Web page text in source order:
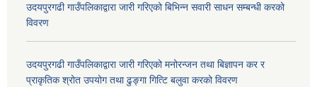
उदयपुरगढी गाउँपलिकाद्वारा जारी गरिएको बिभिन्न सवारी साधन सम्बन्धी करको
विवरण
उदयपुरगढी गाउँपलिकाद्वारा जारी गरिएको मनोरन्जन तथा बिज्ञापन कर र
प्राकृतिक श्रोत उपयोग तथा ढुङ्गा गित्टि बलुवा करको विवरण